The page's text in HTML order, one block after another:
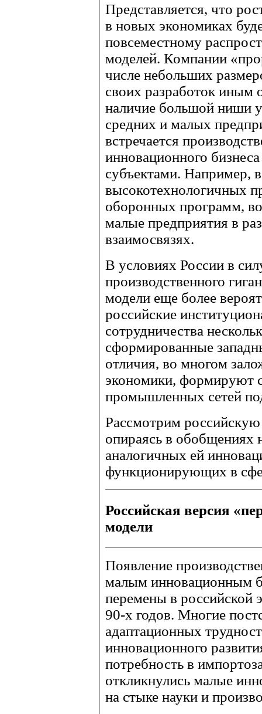
Представляется, что
в новых экономиках
повсеместному
моделей. Компании
числе небольших
своих разработок иным
наличие большой ниши
средних и малых
встречается
инновационного
субъектами. Например,
высокотехнологичных
оборонных программ,
малые предприятия в
взаимосвязях.
В условиях России в
производственного
модели еще более
российские
сотрудничества
сформированные
отличия, во многом
экономики, формируют
промышленных сетей
Рассмотрим
опираясь в обобщениях
аналогичных ей
функционирующих в
Российская версия
модели
Появление
малым инновационным
перемены в российской
90-х годов. Многие
адаптационных
инновационного
потребность в
откликнулись малые
на стыке науки и